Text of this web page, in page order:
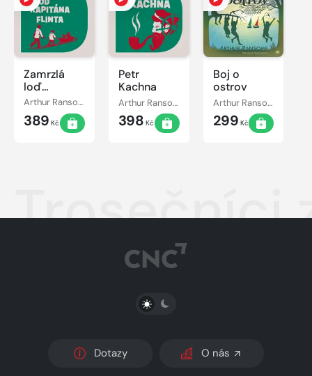
Zamrzlá
loď
kapitána
Flinta
Arthur Ransome
389 Kč
Petr
Kachna
Arthur Ransome
398 Kč
Boj o
ostrov
Arthur Ransome
299 Kč
Trosečníci
PŘEPNOUT SVĚTLÝ/TMAVÝ REŽIM
Dotazy O nás